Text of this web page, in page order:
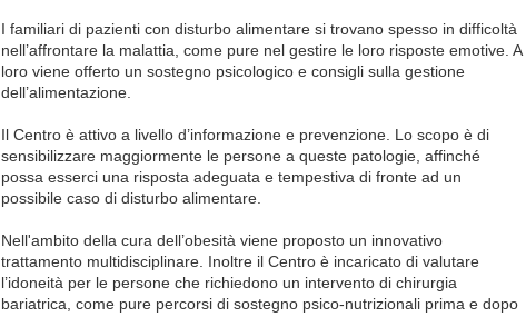
I familiari di pazienti con disturbo alimentare si trovano spesso in difficoltà
nell’affrontare la malattia, come pure nel gestire le loro risposte emotive. A
loro viene offerto un sostegno psicologico e consigli sulla gestione
dell’alimentazione.
Il Centro è attivo a livello d’informazione e prevenzione. Lo scopo è di
sensibilizzare maggiormente le persone a queste patologie, affinché
possa esserci una risposta adeguata e tempestiva di fronte ad un
possibile caso di disturbo alimentare.
Nell'ambito della cura dell’obesità viene proposto un innovativo
trattamento multidisciplinare. Inoltre il Centro è incaricato di valutare
l’idoneità per le persone che richiedono un intervento di chirurgia
bariatrica, come pure percorsi di sostegno psico-nutrizionali prima e dopo